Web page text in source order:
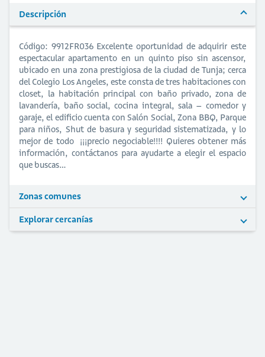
Descripción
Código: 9912FR036 Excelente oportunidad de adquirir este
espectacular apartamento en un quinto piso sin ascensor,
ubicado en una zona prestigiosa de la ciudad de Tunja; cerca
del Colegio Los Angeles, este consta de tres habitaciones con
closet, la habitación principal con baño privado, zona de
lavandería, baño social, cocina integral, sala – comedor y
garaje, el edificio cuenta con Salón Social, Zona BBQ, Parque
para niños, Shut de basura y seguridad sistematizada, y lo
mejor de todo ¡¡¡precio negociable!!!! Quieres obtener más
información, contáctanos para ayudarte a elegir el espacio
que buscas…
Zonas comunes
Explorar cercanías